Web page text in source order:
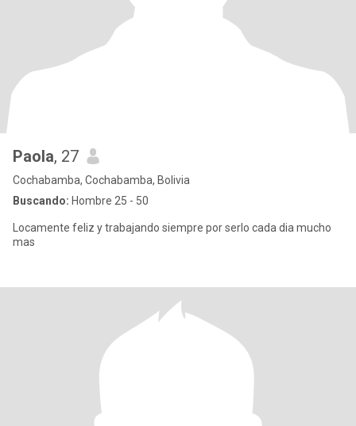
Paola, 27
Cochabamba, Cochabamba, Bolivia
Buscando: Hombre 25 - 50
Locamente feliz y trabajando siempre por serlo cada dia mucho
mas